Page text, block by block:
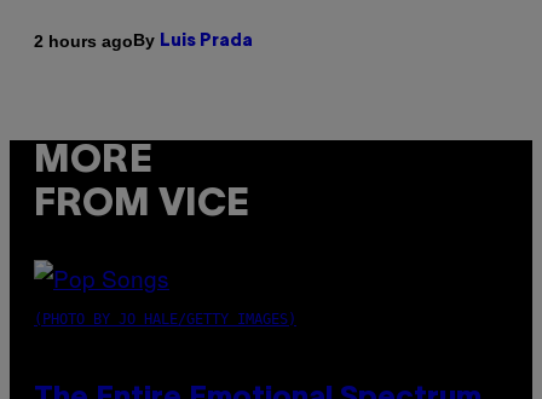
2 hours agoBy Luis Prada
MORE
FROM VICE
(PHOTO BY JO HALE/GETTY IMAGES)